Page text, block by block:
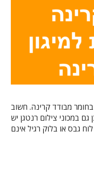
מבודד קרינה. חשוב
גם במכוני צילום רנטגן יש